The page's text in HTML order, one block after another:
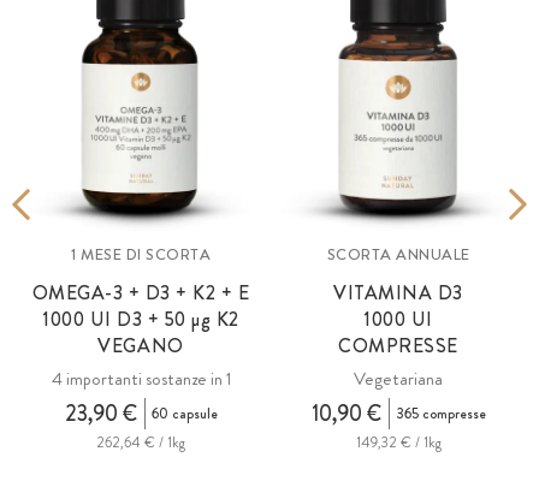
1 MESE DI SCORTA
OMEGA-3 + D3 + K2 + E
1000 UI D3 + 50µg K2
VEGANO
4 importanti sostanze in 1
23,90 €
60 capsule
262,64 € / 1kg
SCORTA ANNUALE
VITAMINA D3
1000 UI
COMPRESSE
Vegetariana
10,90 €
365 compresse
149,32 € / 1kg